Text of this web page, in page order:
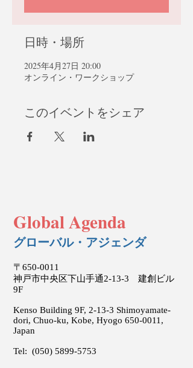
日時・場所
2025年4月27日 20:00
オンライン・ワークショップ
このイベントをシェア
Global Agenda
グローバル・アジェンダ
〒650-0011
神戸市中央区下山手通2-13-3 建創ビル
9F
Kenso Building 9F, 2-13-3 Shimoyamate-
dori, Chuo-ku, Kobe, Hyogo 650-0011 ,
Japan
Tel: (050) 5899-5753